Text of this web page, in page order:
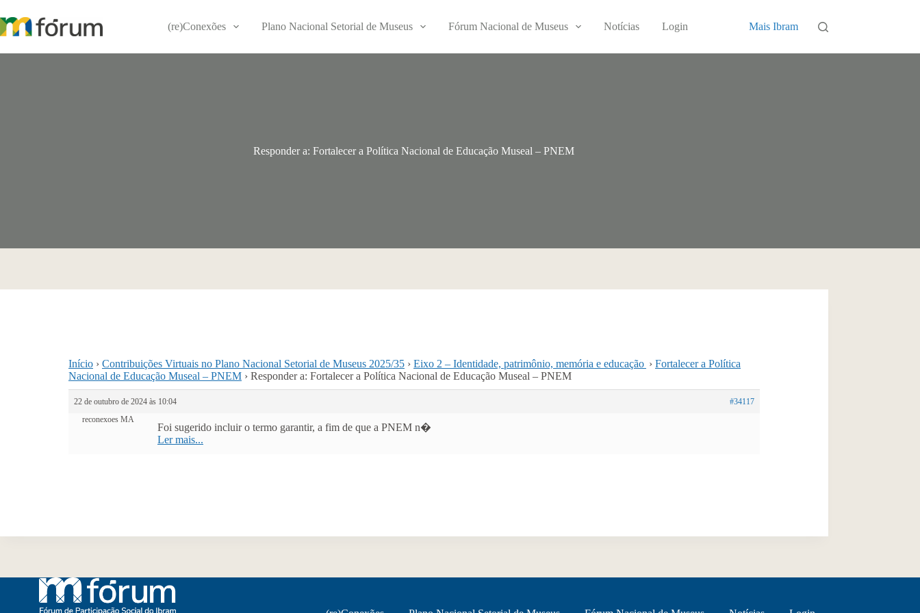
para
o
(re)Conexões Plano Nacional Setorial de Museus Fórum Nacional de Museus Notícias Login Mais Ibram
Responder a: Fortalecer a Política Nacional de Educação Museal – PNEM
Início › Contribuições Virtuais no Plano Nacional Setorial de Museus 2025/35 › Eixo 2 – Identidade, patrimônio, memória e educação › Fortalecer a Política
Nacional de Educação Museal – PNEM › Responder a: Fortalecer a Política Nacional de Educação Museal – PNEM
22 de outubro de 2024 às 10:04
#34117
reconexoes MA
Foi sugerido incluir o termo garantir, a fim de que a PNEM n�
Ler mais...